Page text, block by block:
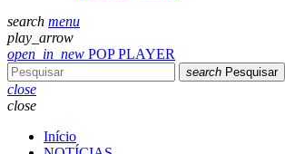
search menu
play_arrow
open_in_new POP PLAYER
search Pesquisar
close
close
Início